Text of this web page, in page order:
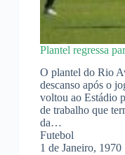
Plantel regressa
O plantel do Rio
descanso após o
voltou ao Estádio
de trabalho que
da…
Futebol
1 de Janeiro, 1970